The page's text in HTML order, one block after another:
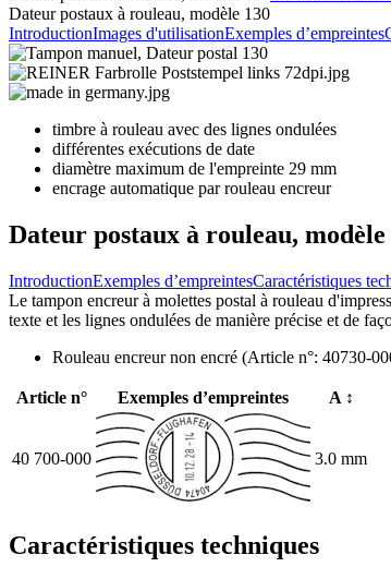
Dateur postaux à rouleau, modèle 130
IntroductionImages d'utilisationExemples d’empreintes
timbre à rouleau avec des lignes ondulées
différentes exécutions de date
diamètre maximum de l'empreinte 29 mm
encrage automatique par rouleau encreur
Dateur postaux à rouleau, modèle
IntroductionExemples d’empreintesCaractéristiques
Le tampon encreur à molettes postal à rouleau
texte et les lignes ondulées de manière précise et de
Rouleau encreur non encré (Article n°: 40730-
Article n° Exemples d’empreintes A ↕
40 700-000 3.0 mm
Caractéristiques techniques